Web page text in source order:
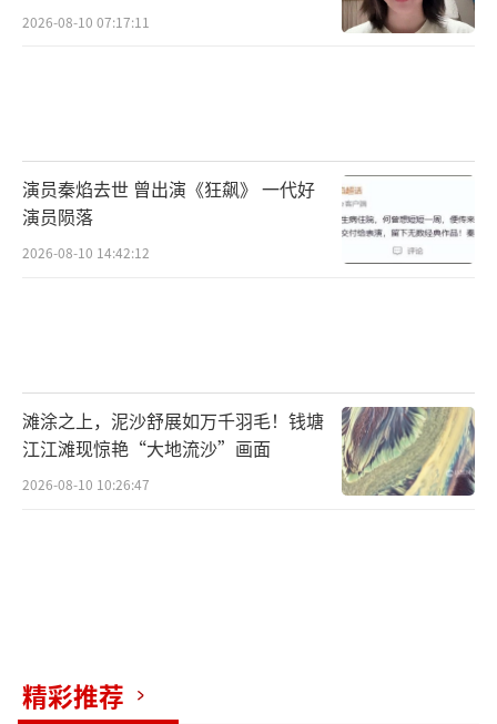
2026-08-10 07:17:11
演员秦焰去世 曾出演《狂飙》 一代好
演员陨落
2026-08-10 14:42:12
滩涂之上，泥沙舒展如万千羽毛！钱塘
江江滩现惊艳“大地流沙”画面
2026-08-10 10:26:47
精彩推荐